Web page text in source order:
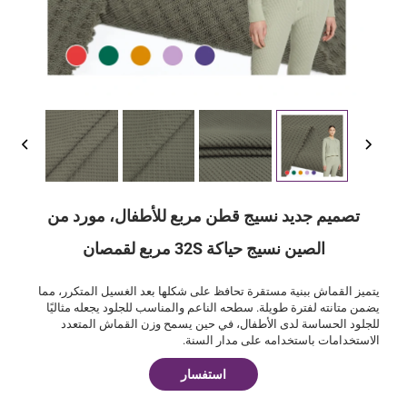
تصميم جديد نسيج قطن مربع للأطفال، مورد من
الصين نسيج حياكة 32S مربع لقمصان
يتميز القماش ببنية مستقرة تحافظ على شكلها بعد الغسيل المتكرر، مما
يضمن متانته لفترة طويلة. سطحه الناعم والمناسب للجلود يجعله مثاليًا
للجلود الحساسة لدى الأطفال، في حين يسمح وزن القماش المتعدد
الاستخدامات باستخدامه على مدار السنة.
استفسار